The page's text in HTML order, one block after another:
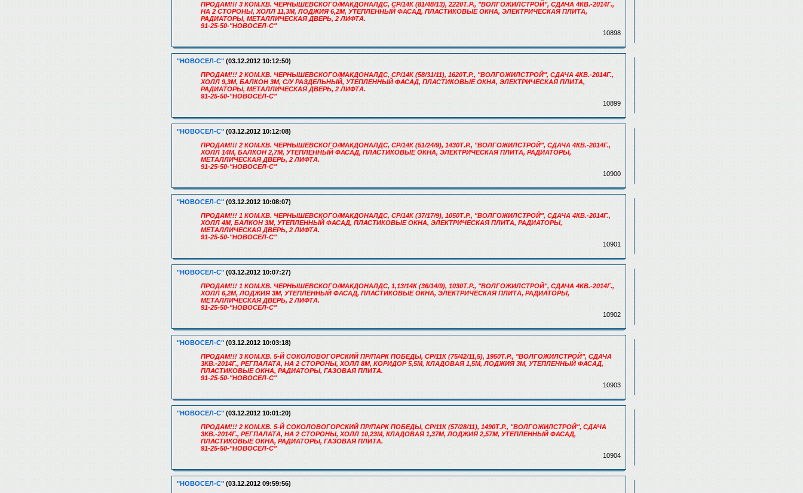
ПРОДАМ!!! 3 КОМ.КВ. ЧЕРНЫШЕВСКОГО/МАКДОНАЛДС, СР/14К (81/48/13), 2220Т.Р., "ВОЛГОЖИЛСТРОЙ", СДАЧА 4КВ.-2014Г.,
НА 2 СТОРОНЫ, ХОЛЛ 11,3М, ЛОДЖИЯ 6,2М, УТЕПЛЕННЫЙ ФАСАД, ПЛАСТИКОВЫЕ ОКНА, ЭЛЕКТРИЧЕСКАЯ ПЛИТА,
РАДИАТОРЫ, МЕТАЛЛИЧЕСКАЯ ДВЕРЬ, 2 ЛИФТА.
91-25-50-"НОВОСЕЛ-С"
10898
"НОВОСЕЛ-С" (03.12.2012 10:12:50)
ПРОДАМ!!! 2 КОМ.КВ. ЧЕРНЫШЕВСКОГО/МАКДОНАЛДС, СР/14К (58/31/11), 1620Т.Р., "ВОЛГОЖИЛСТРОЙ", СДАЧА 4КВ.-2014Г.,
ХОЛЛ 9,3М, БАЛКОН 3М, С/У РАЗДЕЛЬНЫЙ, УТЕПЛЕННЫЙ ФАСАД, ПЛАСТИКОВЫЕ ОКНА, ЭЛЕКТРИЧЕСКАЯ ПЛИТА,
РАДИАТОРЫ, МЕТАЛЛИЧЕСКАЯ ДВЕРЬ, 2 ЛИФТА.
91-25-50-"НОВОСЕЛ-С"
10899
"НОВОСЕЛ-С" (03.12.2012 10:12:08)
ПРОДАМ!!! 2 КОМ.КВ. ЧЕРНЫШЕВСКОГО/МАКДОНАЛДС, СР/14К (51/24/9), 1430Т.Р., "ВОЛГОЖИЛСТРОЙ", СДАЧА 4КВ.-2014Г.,
ХОЛЛ 14М, БАЛКОН 2,7М, УТЕПЛЕННЫЙ ФАСАД, ПЛАСТИКОВЫЕ ОКНА, ЭЛЕКТРИЧЕСКАЯ ПЛИТА, РАДИАТОРЫ,
МЕТАЛЛИЧЕСКАЯ ДВЕРЬ, 2 ЛИФТА.
91-25-50-"НОВОСЕЛ-С"
10900
"НОВОСЕЛ-С" (03.12.2012 10:08:07)
ПРОДАМ!!! 1 КОМ.КВ. ЧЕРНЫШЕВСКОГО/МАКДОНАЛДС, СР/14К (37/17/9), 1050Т.Р., "ВОЛГОЖИЛСТРОЙ", СДАЧА 4КВ.-2014Г.,
ХОЛЛ 4М, БАЛКОН 3М, УТЕПЛЕННЫЙ ФАСАД, ПЛАСТИКОВЫЕ ОКНА, ЭЛЕКТРИЧЕСКАЯ ПЛИТА, РАДИАТОРЫ,
МЕТАЛЛИЧЕСКАЯ ДВЕРЬ, 2 ЛИФТА.
91-25-50-"НОВОСЕЛ-С"
10901
"НОВОСЕЛ-С" (03.12.2012 10:07:27)
ПРОДАМ!!! 1 КОМ.КВ. ЧЕРНЫШЕВСКОГО/МАКДОНАЛДС, 1,13/14К (36/14/9), 1030Т.Р., "ВОЛГОЖИЛСТРОЙ", СДАЧА 4КВ.-2014Г.,
ХОЛЛ 6,2М, ЛОДЖИЯ 3М, УТЕПЛЕННЫЙ ФАСАД, ПЛАСТИКОВЫЕ ОКНА, ЭЛЕКТРИЧЕСКАЯ ПЛИТА, РАДИАТОРЫ,
МЕТАЛЛИЧЕСКАЯ ДВЕРЬ, 2 ЛИФТА.
91-25-50-"НОВОСЕЛ-С"
10902
"НОВОСЕЛ-С" (03.12.2012 10:03:18)
ПРОДАМ!!! 3 КОМ.КВ. 5-Й СОКОЛОВОГОРСКИЙ ПР/ПАРК ПОБЕДЫ, СР/11К (75/42/11,5), 1950Т.Р., "ВОЛГОЖИЛСТРОЙ", СДАЧА
3КВ.-2014Г., РЕГПАЛАТА, НА 2 СТОРОНЫ, ХОЛЛ 8М, КОРИДОР 5,5М, КЛАДОВАЯ 1,5М, ЛОДЖИЯ 3М, УТЕПЛЕННЫЙ ФАСАД,
ПЛАСТИКОВЫЕ ОКНА, РАДИАТОРЫ, ГАЗОВАЯ ПЛИТА.
91-25-50-"НОВОСЕЛ-С"
10903
"НОВОСЕЛ-С" (03.12.2012 10:01:20)
ПРОДАМ!!! 2 КОМ.КВ. 5-Й СОКОЛОВОГОРСКИЙ ПР/ПАРК ПОБЕДЫ, СР/11К (57/28/11), 1490Т.Р., "ВОЛГОЖИЛСТРОЙ", СДАЧА
3КВ.-2014Г., РЕГПАЛАТА, НА 2 СТОРОНЫ, ХОЛЛ 10,23М, КЛАДОВАЯ 1,37М, ЛОДЖИЯ 2,57М, УТЕПЛЕННЫЙ ФАСАД,
ПЛАСТИКОВЫЕ ОКНА, РАДИАТОРЫ, ГАЗОВАЯ ПЛИТА.
91-25-50-"НОВОСЕЛ-С"
10904
"НОВОСЕЛ-С" (03.12.2012 09:59:56)